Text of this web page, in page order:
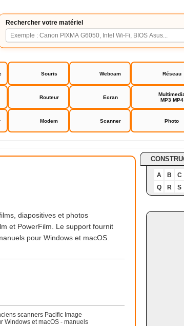
Rechercher votre matériel
Souris Webcam Réseau
Routeur Ecran
MP3 MP4
Modem Scanner Photo
diapositives et photos
et PowerFilm. Le support fournit
pour Windows et macOS.
scanners Pacific Image
Windows et macOS - manuels
A B
C
Q
R S